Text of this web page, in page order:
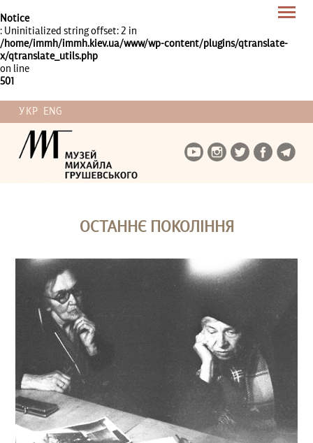
Notice
: Uninitialized string offset: 2 in
/home/immh/immh.kiev.ua/www/wp-content/plugins/qtranslate-
x/qtranslate_utils.php
on line
501
УКР ENG
ОСТАННЄ ПОКОЛІННЯ